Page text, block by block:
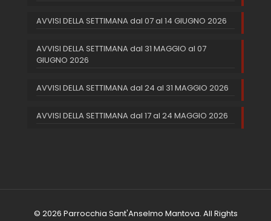
AVVISI DELLA SETTIMANA dal 07 al 14 GIUGNO 2026
AVVISI DELLA SETTIMANA dal 31 MAGGIO al 07
GIUGNO 2026
AVVISI DELLA SETTIMANA dal 24 al 31 MAGGIO 2026
AVVISI DELLA SETTIMANA dal 17 al 24 MAGGIO 2026
© 2026 Parrocchia Sant'Anselmo Mantova. All Rights